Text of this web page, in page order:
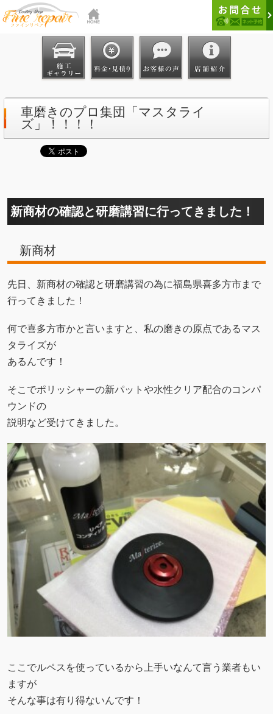
車磨きのプロ集団「マスタライ
ズ」！！！！
新商材の確認と研磨講習に行ってきました！
新商材
先日、新商材の確認と研磨講習の為に福島県喜多方市まで
行ってきました！
何で喜多方市かと言いますと、私の磨きの原点であるマス
タライズが
あるんです！
そこでポリッシャーの新パットや水性クリア配合のコンパ
ウンドの
説明など受けてきました。
ここでルペスを使っているから上手いなんて言う業者もい
ますが
そんな事は有り得ないんです！